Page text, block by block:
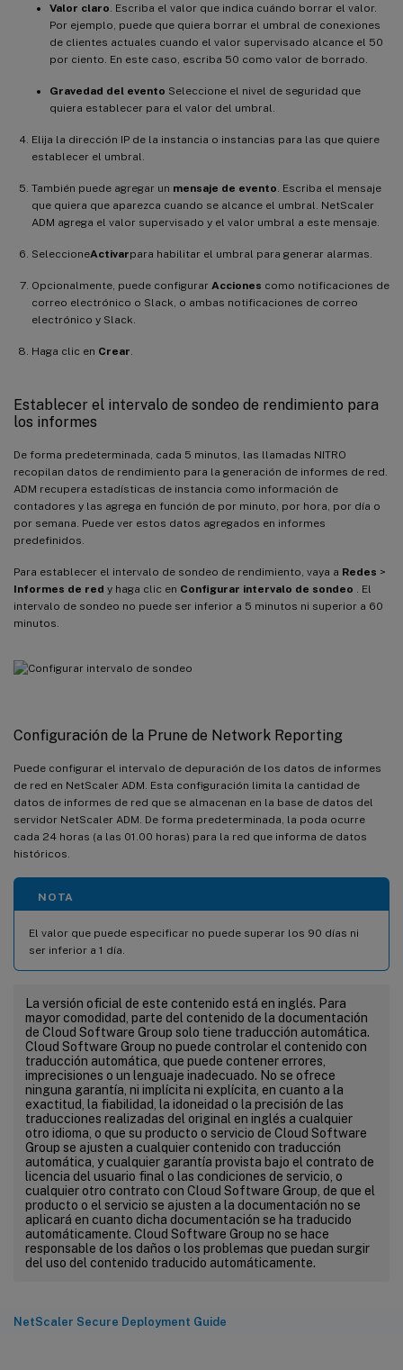
Valor claro . Escriba el valor que indica cuándo borrar el valor.
Por ejemplo, puede que quiera borrar el umbral de conexiones
de clientes actuales cuando el valor supervisado alcance el 50
por ciento. En este caso, escriba 50 como valor de borrado.
Gravedad del evento Seleccione el nivel de seguridad que
quiera establecer para el valor del umbral.
Elija la dirección IP de la instancia o instancias para las que quiere
establecer el umbral.
También puede agregar un mensaje de evento . Escriba el mensaje
que quiera que aparezca cuando se alcance el umbral. NetScaler
ADM agrega el valor supervisado y el valor umbral a este mensaje.
SeleccioneActivarpara habilitar el umbral para generar alarmas.
Opcionalmente, puede configurar Acciones como notificaciones de
correo electrónico o Slack, o ambas notificaciones de correo
electrónico y Slack.
Haga clic en Crear
Establecer el intervalo de sondeo de rendimiento para
los informes
De forma predeterminada, cada 5 minutos, las llamadas NITRO
recopilan datos de rendimiento para la generación de informes de red.
ADM recupera estadísticas de instancia como información de
contadores y las agrega en función de por minuto, por hora, por día o
por semana. Puede ver estos datos agregados en informes
predefinidos.
Para establecer el intervalo de sondeo de rendimiento, vaya a Redes >
Informes de red y haga clic en Configurar intervalo de sondeo . El
intervalo de sondeo no puede ser inferior a 5 minutos ni superior a 60
minutos.
Configuración de la Prune de Network Reporting
Puede configurar el intervalo de depuración de los datos de informes
de red en NetScaler ADM. Esta configuración limita la cantidad de
datos de informes de red que se almacenan en la base de datos del
servidor NetScaler ADM. De forma predeterminada, la poda ocurre
cada 24 horas (a las 01.00 horas) para la red que informa de datos
históricos.
NOTA
El valor que puede especificar no puede superar los 90 días ni
ser inferior a 1 día.
La versión oficial de este contenido está en inglés. Para
mayor comodidad, parte del contenido de la documentación
de Cloud Software Group solo tiene traducción automática.
Cloud Software Group no puede controlar el contenido con
traducción automática, que puede contener errores,
imprecisiones o un lenguaje inadecuado. No se ofrece
ninguna garantía, ni implícita ni explícita, en cuanto a la
exactitud, la fiabilidad, la idoneidad o la precisión de las
traducciones realizadas del original en inglés a cualquier
otro idioma, o que su producto o servicio de Cloud Software
Group se ajusten a cualquier contenido con traducción
automática, y cualquier garantía provista bajo el contrato de
licencia del usuario final o las condiciones de servicio, o
cualquier otro contrato con Cloud Software Group, de que el
producto o el servicio se ajusten a la documentación no se
aplicará en cuanto dicha documentación se ha traducido
automáticamente. Cloud Software Group no se hace
responsable de los daños o los problemas que puedan surgir
del uso del contenido traducido automáticamente.
NetScaler Secure Deployment Guide